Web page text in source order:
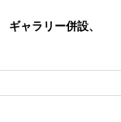
ャラリー併設、